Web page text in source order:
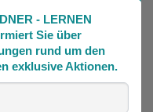
- LERNEN
Sie über
rund um den
exklusive Aktionen.